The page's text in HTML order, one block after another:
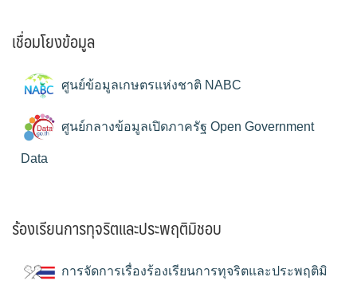
เชื่อมโยงข้อมูล
ศูนย์ข้อมูลเกษตรแห่งชาติ NABC
ศูนย์กลางข้อมูลเปิดภาครัฐ Open Government
Data
ร้องเรียนการทุจริตและประพฤติมิชอบ
การจัดการเรื่องร้องเรียนการทุจริตและประพฤติมิ